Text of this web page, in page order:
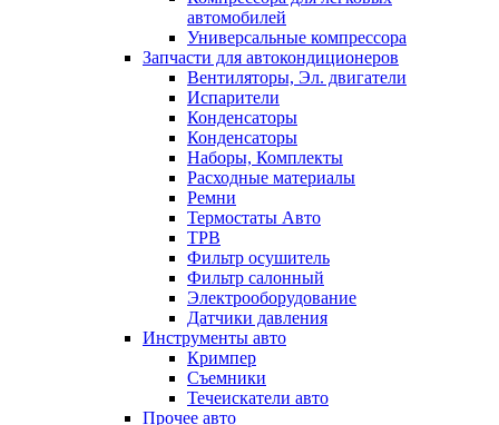
автомобилей
Универсальные компрессора
Запчасти для автокондиционеров
Вентиляторы, Эл. двигатели
Испарители
Конденсаторы
Конденсаторы
Наборы, Комплекты
Расходные материалы
Ремни
Термостаты Авто
ТРВ
Фильтр осушитель
Фильтр салонный
Электрооборудование
Датчики давления
Инструменты авто
Кримпер
Съемники
Течеискатели авто
Прочее авто